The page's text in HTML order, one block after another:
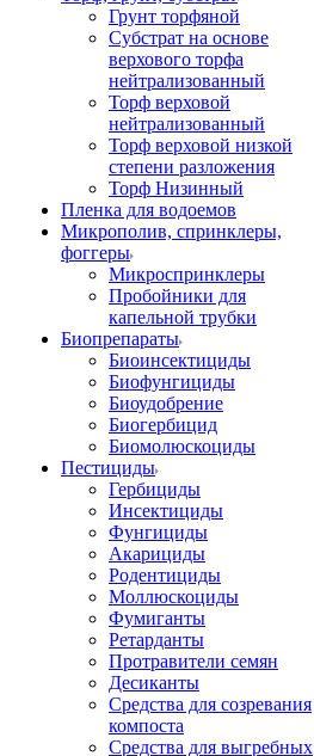
Грунт торфяной
Субстрат на основе
верхового торфа
нейтрализованный
Торф верховой
нейтрализованный
Торф верховой низкой
степени разложения
Торф Низинный
Пленка для водоемов
Микрополив, спринклеры,
фоггеры
Микроспринклеры
Пробойники для
капельной трубки
Биопрепараты
Биоинсектициды
Биофунгициды
Биоудобрение
Биогербицид
Биомолюскоциды
Пестициды
Гербициды
Инсектициды
Фунгициды
Акарициды
Родентициды
Моллюскоциды
Фумиганты
Ретарданты
Протравители семян
Десиканты
Средства для созревания
компоста
Средства для выгребных